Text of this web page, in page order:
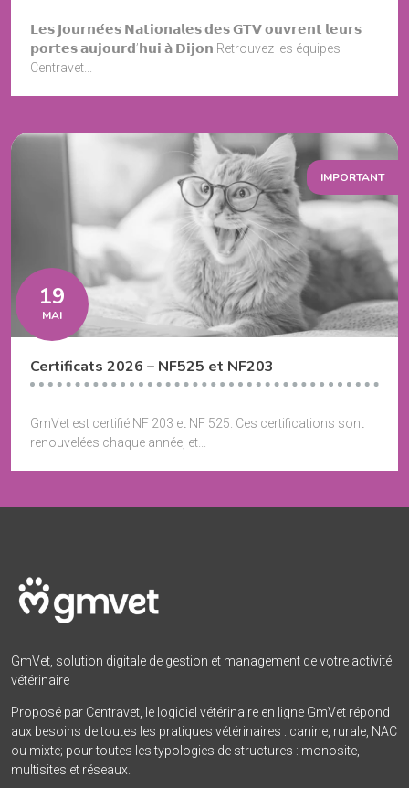
𝗟𝗲𝘀 𝗝𝗼𝘂𝗿𝗻𝗲́𝗲𝘀 𝗡𝗮𝘁𝗶𝗼𝗻𝗮𝗹𝗲𝘀 𝗱𝗲𝘀 𝗚𝗧𝗩 𝗼𝘂𝘃𝗿𝗲𝗻𝘁 𝗹𝗲𝘂𝗿𝘀
𝗽𝗼𝗿𝘁𝗲𝘀 𝗮𝘂𝗷𝗼𝘂𝗿𝗱’𝗵𝘂𝗶 𝗮̀ 𝗗𝗶𝗷𝗼𝗻 Retrouvez les équipes
Centravet...
IMPORTANT
19
MAI
Certificats 2026 – NF525 et NF203
GmVet est certifié NF 203 et NF 525. Ces certifications sont
renouvelées chaque année, et...
GmVet, solution digitale de gestion et management de votre activité
vétérinaire
Proposé par Centravet, le logiciel vétérinaire en ligne GmVet répond
aux besoins de toutes les pratiques vétérinaires : canine, rurale, NAC
ou mixte; pour toutes les typologies de structures : monosite,
multisites et réseaux.